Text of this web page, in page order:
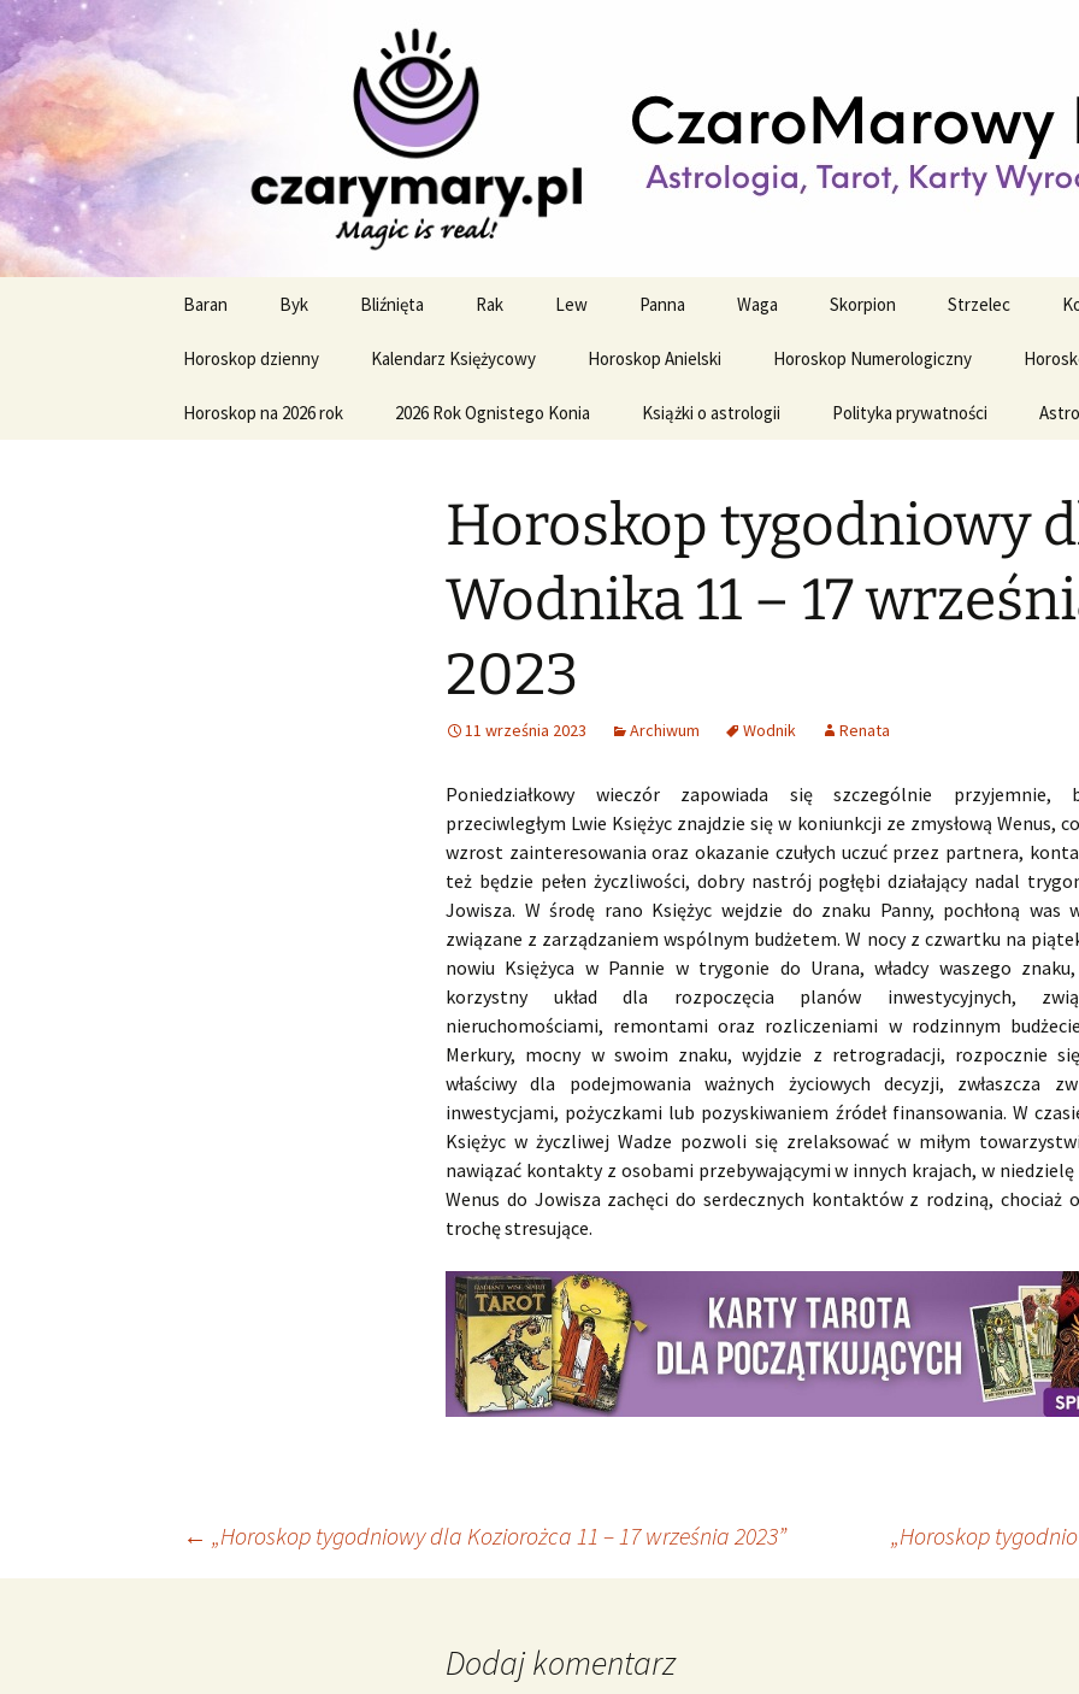
CzaroMarowy horoskop
miesięczny i tygodniowy
Profesjonalne przepowiednie astrologiczne
treści
Baran Byk Bliźnięta Rak Lew Panna Waga Skorpion Strzelec
Horoskop dzienny Kalendarz Księżycowy Horoskop Anielski Horoskop Numerologiczny
Horoskop na 2026 rok 2026 Rok Ognistego Konia Książki o astrologii Polityka prywatności
Horoskop tygodniowy
Wodnika 11 – 17
2023
11 września 2023 Archiwum Wodnik Renata
Poniedziałkowy wieczór zapowiada się szczególnie przyjemnie,
przeciwległym Lwie Księżyc znajdzie się w koniunkcji ze zmysłową Wenus,
wzrost zainteresowania oraz okazanie czułych uczuć przez partnera,
też będzie pełen życzliwości, dobry nastrój pogłębi działający nadal
Jowisza. W środę rano Księżyc wejdzie do znaku Panny, pochłoną was
związane z zarządzaniem wspólnym budżetem. W nocy z czwartku na
nowiu Księżyca w Pannie w trygonie do Urana, władcy waszego
korzystny układ dla rozpoczęcia planów inwestycyjnych,
nieruchomościami, remontami oraz rozliczeniami w rodzinnym
Merkury, mocny w swoim znaku, wyjdzie z retrogradacji, rozpocznie
właściwy dla podejmowania ważnych życiowych decyzji, zwłaszcza
inwestycjami, pożyczkami lub pozyskiwaniem źródeł finansowania. W
Księżyc w życzliwej Wadze pozwoli się zrelaksować w miłym
nawiązać kontakty z osobami przebywającymi w innych krajach, w
Wenus do Jowisza zachęci do serdecznych kontaktów z rodziną, chociaż
trochę stresujące.
Nawigacja
← „Horoskop tygodniowy dla Koziorożca 11 – 17 września 2023” „Horoskop
Dodaj komentarz